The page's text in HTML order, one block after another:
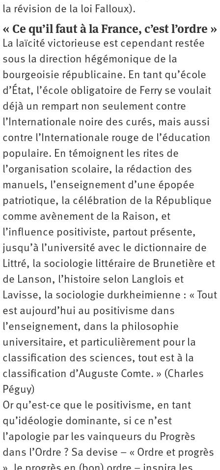
la révision de la loi Falloux).
« Ce qu’il faut à la France, c’est l’ordre »
La laïcité victorieuse est cependant restée
sous la direction hégémonique de la
bourgeoisie républicaine. En tant qu’école
d’État, l’école obligatoire de Ferry se voulait
déjà un rempart non seulement contre
l’Internationale noire des curés, mais aussi
contre l’Internationale rouge de l’éducation
populaire. En témoignent les rites de
l’organisation scolaire, la rédaction des
manuels, l’enseignement d’une épopée
patriotique, la célébration de la République
comme avènement de la Raison, et
l’influence positiviste, partout présente,
jusqu’à l’université avec le dictionnaire de
Littré, la sociologie littéraire de Brunetière et
de Lanson, l’histoire selon Langlois et
Lavisse, la sociologie durkheimienne : « Tout
est aujourd’hui au positivisme dans
l’enseignement, dans la philosophie
universitaire, et particulièrement pour la
classification des sciences, tout est à la
classification d’Auguste Comte. » (Charles
Péguy)
Or qu’est-ce que le positivisme, en tant
qu’idéologie dominante, si ce n’est
l’apologie par les vainqueurs du Progrès
dans l’Ordre ? Sa devise – « Ordre et progrès